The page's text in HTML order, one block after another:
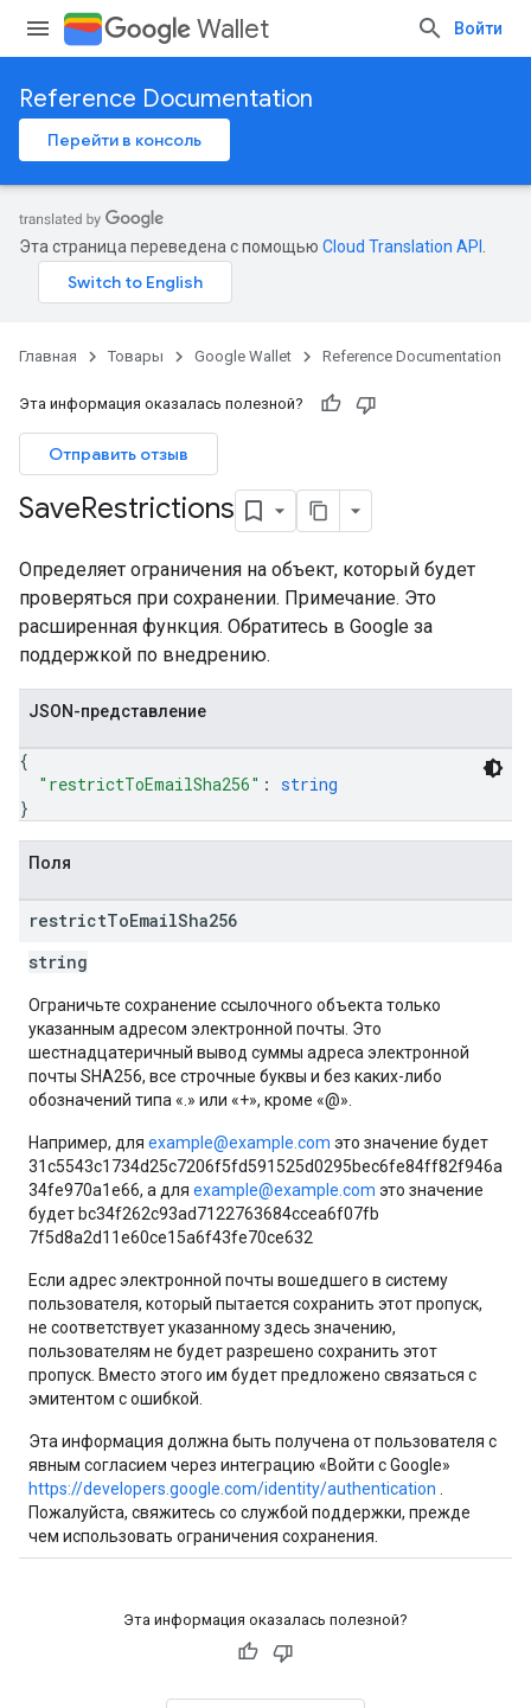
Wallet Войти
Reference Documentation
Перейти в консоль
Эта страница переведена с помощью Cloud Translation API
Главная Товары Google Wallet Reference Documentation
Эта информация оказалась полезной?
Отправить отзыв
SaveRestrictions
Определяет ограничения на объект, который будет
проверяться при сохранении. Примечание. Это
расширенная функция. Обратитесь в Google за
поддержкой по внедрению.
JSON-представление
{
"restrictToEmailSha256" : string
}
Поля
restrictToEmailSha256
string
Ограничьте сохранение ссылочного объекта только
указанным адресом электронной почты. Это
шестнадцатеричный вывод суммы адреса электронной
почты SHA256, все строчные буквы и без каких-либо
обозначений типа «.» или «+», кроме «@».
Например, для example@example.com это значение будет
31c5543c1734d25c7206f5fd591525d0295bec6fe84ff82f946a
34fe970a1e66, а для example@example.com это значение
будет bc34f262c93ad7122763684ccea6f07fb
7f5d8a2d11e60ce15a6f43fe70ce632
Если адрес электронной почты вошедшего в систему
пользователя, который пытается сохранить этот пропуск,
не соответствует указанному здесь значению,
пользователям не будет разрешено сохранить этот
пропуск. Вместо этого им будет предложено связаться с
эмитентом с ошибкой.
Эта информация должна быть получена от пользователя с
явным согласием через интеграцию «Войти с Google»
https://developers.google.com/identity/authentication
Пожалуйста, свяжитесь со службой поддержки, прежде
чем использовать ограничения сохранения.
Эта информация оказалась полезной?